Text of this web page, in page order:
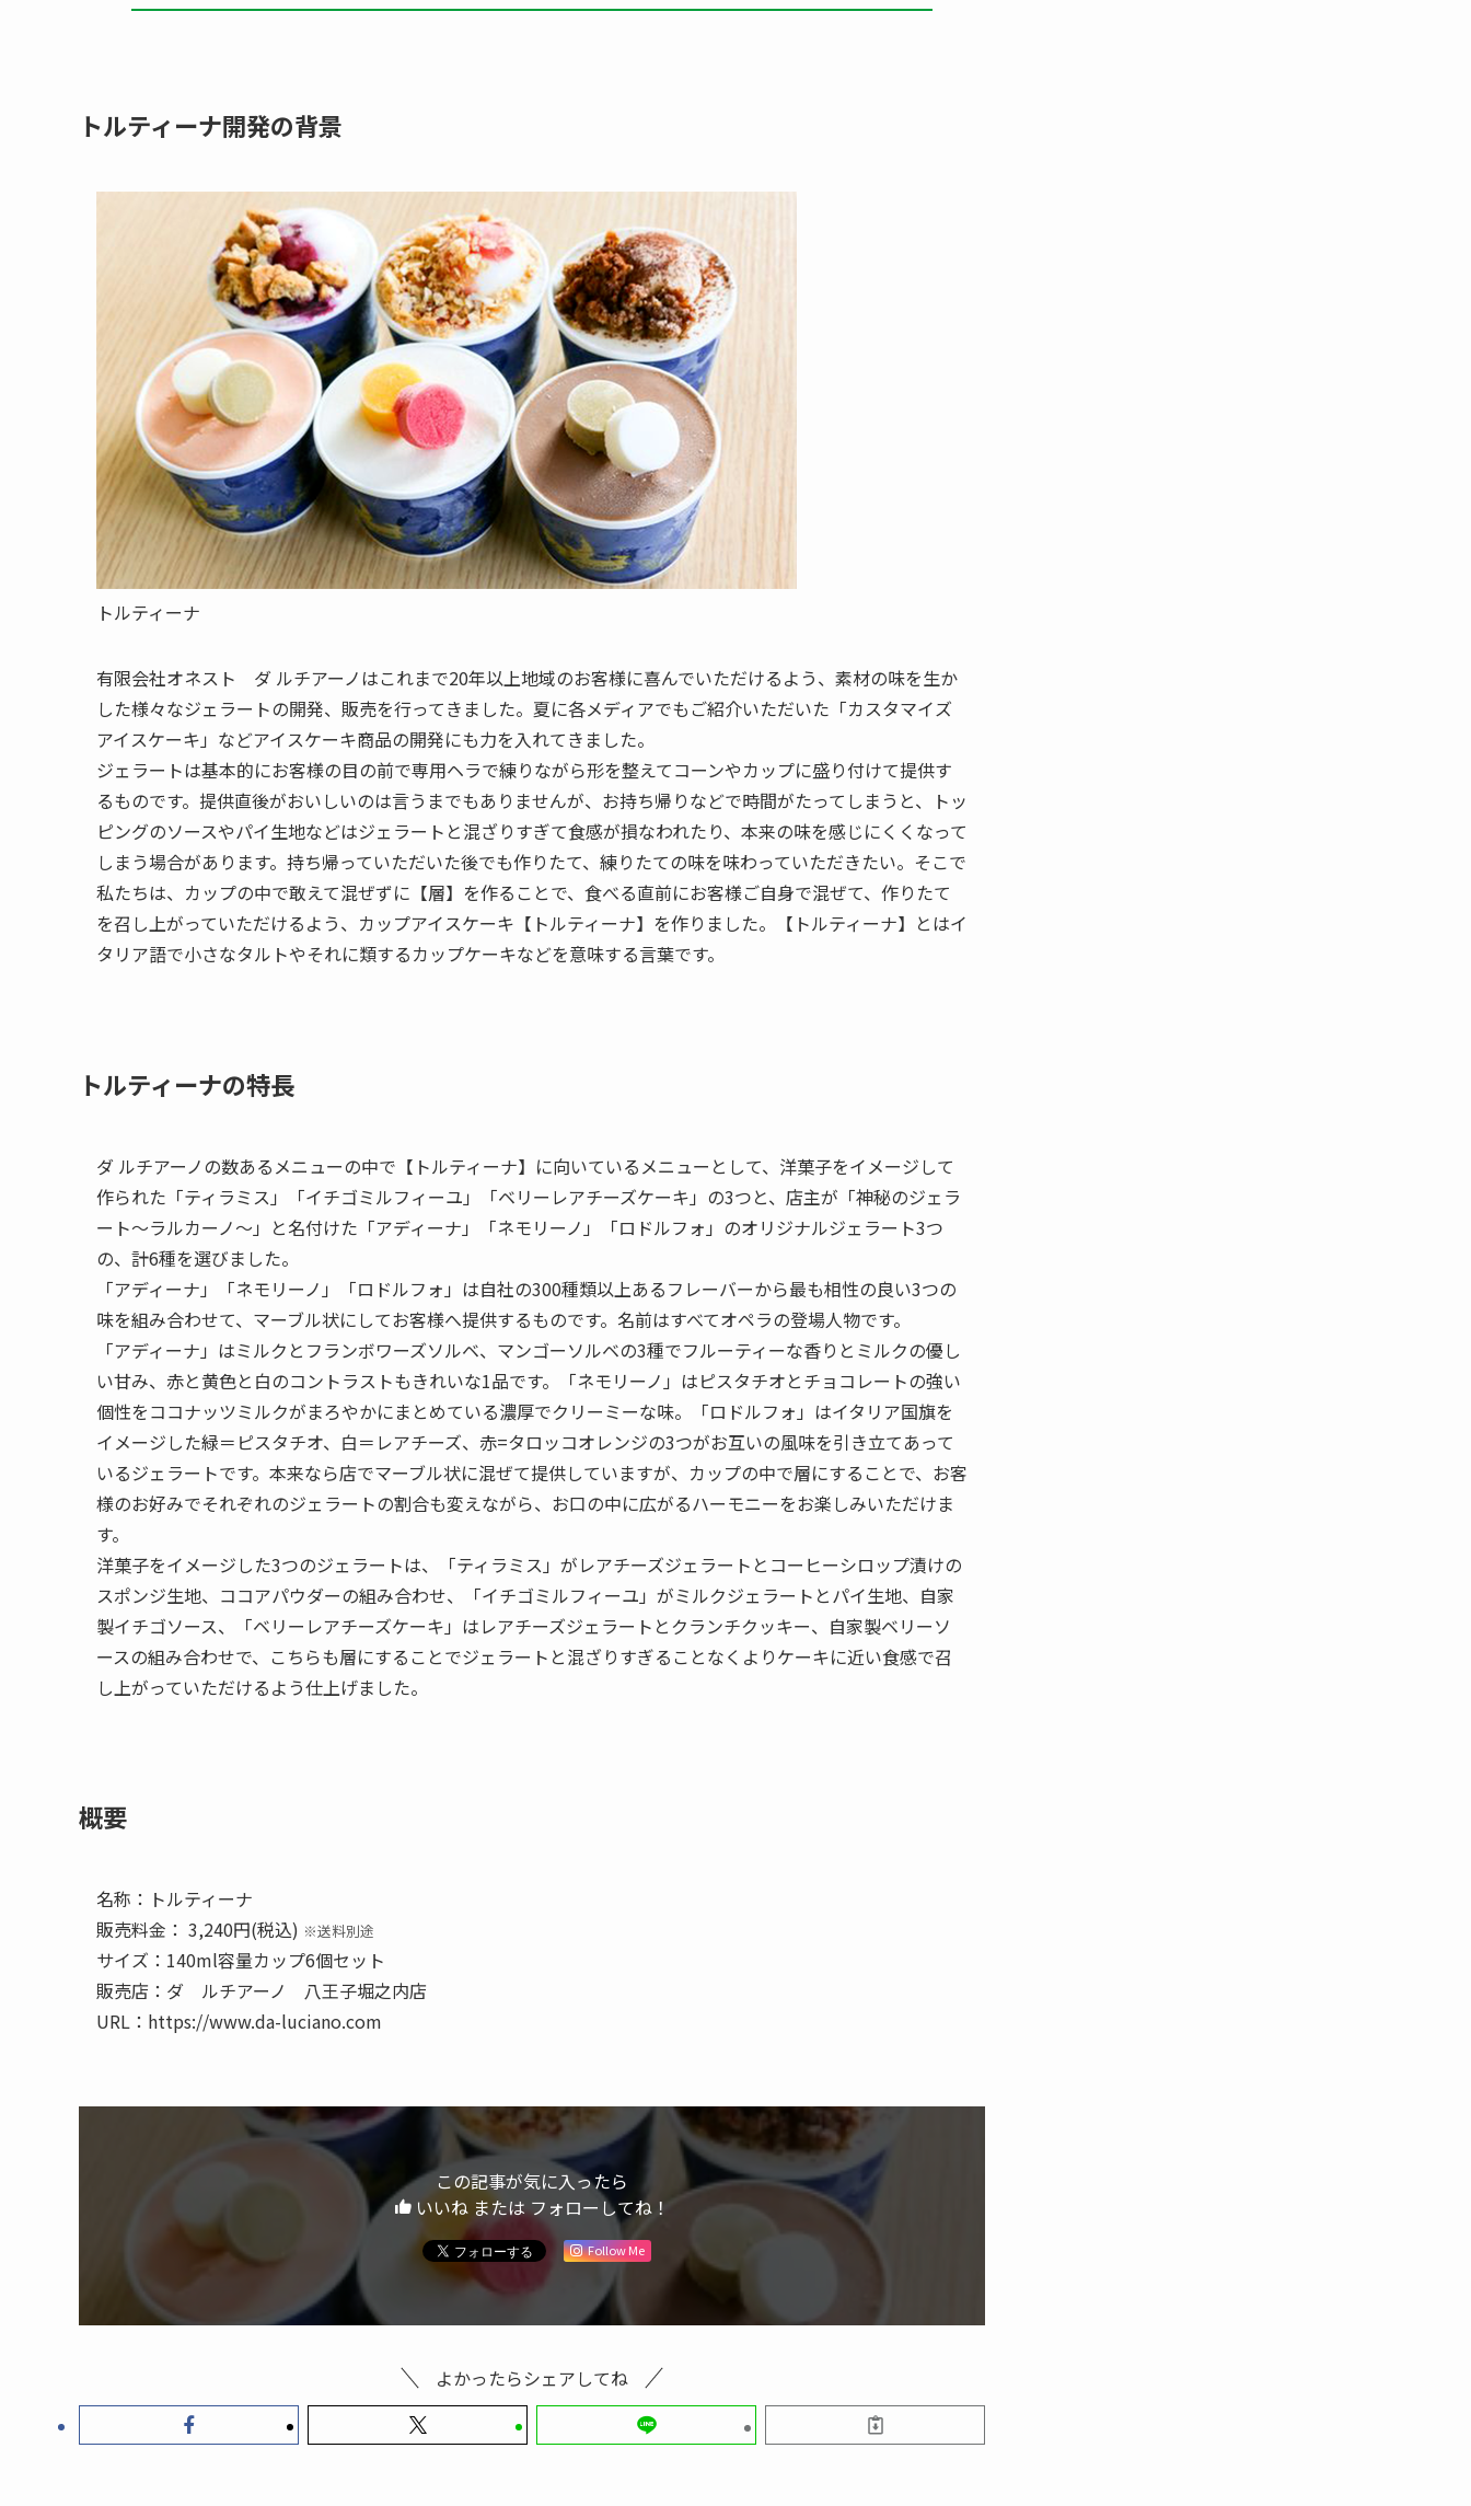
トルティーナ開発の背景
トルティーナ
有限会社オネスト ダ ルチアーノはこれまで20年以上地域のお客様に喜んでいただけるよう、素材の味を生か
した様々なジェラートの開発、販売を行ってきました。夏に各メディアでもご紹介いただいた「カスタマイズ
アイスケーキ」などアイスケーキ商品の開発にも力を入れてきました。
ジェラートは基本的にお客様の目の前で専用ヘラで練りながら形を整えてコーンやカップに盛り付けて提供す
るものです。提供直後がおいしいのは言うまでもありませんが、お持ち帰りなどで時間がたってしまうと、トッ
ピングのソースやパイ生地などはジェラートと混ざりすぎて食感が損なわれたり、本来の味を感じにくくなって
しまう場合があります。持ち帰っていただいた後でも作りたて、練りたての味を味わっていただきたい。そこで
私たちは、カップの中で敢えて混ぜずに【層】を作ることで、食べる直前にお客様ご自身で混ぜて、作りたて
を召し上がっていただけるよう、カップアイスケーキ【トルティーナ】を作りました。【トルティーナ】とはイ
タリア語で小さなタルトやそれに類するカップケーキなどを意味する言葉です。
トルティーナの特長
ダ ルチアーノの数あるメニューの中で【トルティーナ】に向いているメニューとして、洋菓子をイメージして
作られた「ティラミス」「イチゴミルフィーユ」「ベリーレアチーズケーキ」の3つと、店主が「神秘のジェラ
ート～ラルカーノ～」と名付けた「アディーナ」「ネモリーノ」「ロドルフォ」のオリジナルジェラート3つ
の、計6種を選びました。
「アディーナ」「ネモリーノ」「ロドルフォ」は自社の300種類以上あるフレーバーから最も相性の良い3つの
味を組み合わせて、マーブル状にしてお客様へ提供するものです。名前はすべてオペラの登場人物です。
「アディーナ」はミルクとフランボワーズソルベ、マンゴーソルベの3種でフルーティーな香りとミルクの優し
い甘み、赤と黄色と白のコントラストもきれいな1品です。「ネモリーノ」はピスタチオとチョコレートの強い
個性をココナッツミルクがまろやかにまとめている濃厚でクリーミーな味。「ロドルフォ」はイタリア国旗を
イメージした緑＝ピスタチオ、白＝レアチーズ、赤=タロッコオレンジの3つがお互いの風味を引き立てあって
いるジェラートです。本来なら店でマーブル状に混ぜて提供していますが、カップの中で層にすることで、お客
様のお好みでそれぞれのジェラートの割合も変えながら、お口の中に広がるハーモニーをお楽しみいただけま
す。
洋菓子をイメージした3つのジェラートは、「ティラミス」がレアチーズジェラートとコーヒーシロップ漬けの
スポンジ生地、ココアパウダーの組み合わせ、「イチゴミルフィーユ」がミルクジェラートとパイ生地、自家
製イチゴソース、「ベリーレアチーズケーキ」はレアチーズジェラートとクランチクッキー、自家製ベリーソ
ースの組み合わせで、こちらも層にすることでジェラートと混ざりすぎることなくよりケーキに近い食感で召
し上がっていただけるよう仕上げました。
概要
名称：トルティーナ
販売料金： 3,240円(税込) ※送料別途
サイズ：140ml容量カップ6個セット
販売店：ダ ルチアーノ 八王子堀之内店
URL：https://www.da-luciano.com
この記事が気に入ったら
いいね または フォローしてね！
Follow Me
よかったらシェアしてね